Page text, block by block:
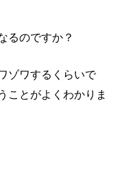
るのですか？
ゾワするくらいで
ことがよくわかりま